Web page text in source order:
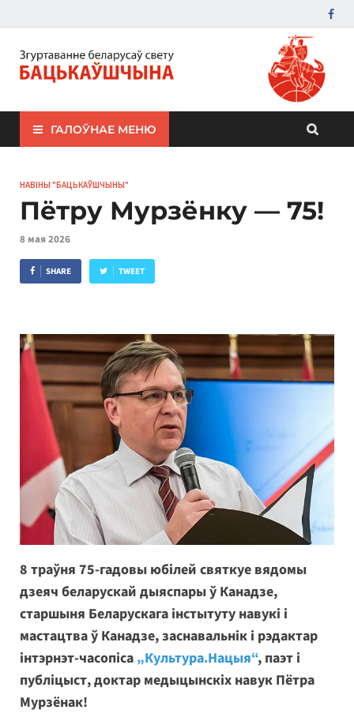
ЗБС "Бацькаўшчына"
ГАЛОЎНАЕ МЕНЮ
НАВІНЫ "БАЦЬКАЎШЧЫНЫ"
Пётру Мурзёнку — 75!
8 мая 2026
SHARE TWEET
8 траўня 75-гадовы юбілей святкуе вядомы
дзеяч беларускай дыяспары ў Канадзе,
старшыня Беларускага інстытуту навукі і
мастацтва ў Канадзе, заснавальнік і рэдактар
інтэрнэт-часопіса „Культура.Нацыя“, паэт і
публіцыст, доктар медыцынскіх навук Пётра
Мурзёнак!